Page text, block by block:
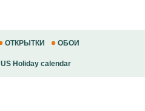
ОТКРЫТКИ ОБОИ
US Holiday calendar